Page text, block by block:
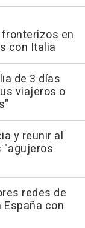
en
con Italia
de 3 días
viajeros o
y reunir al
"agujeros
redes de
con